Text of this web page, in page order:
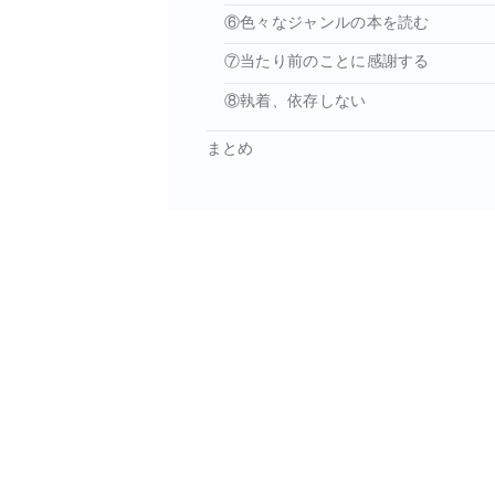
⑥色々なジャンルの本を読む
⑦当たり前のことに感謝する
⑧執着、依存しない
まとめ